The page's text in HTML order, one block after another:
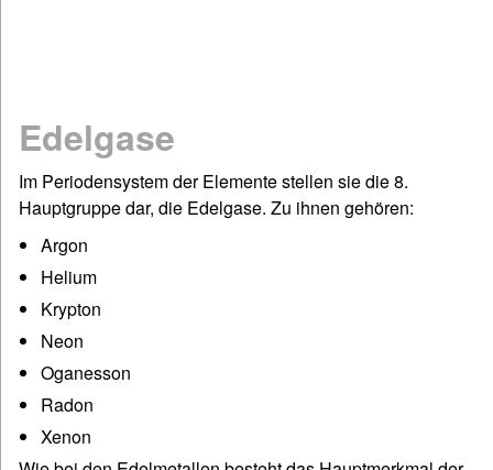
Deutsch: Grammatik & Co
Figuren- & Bilderrätsel
Informationen
Impressum / Kontakt
Links und Rechts
Sitemap
Startseite
©www.quizfragen4kids.de
Edelgase
Im Periodensystem der Elemente stellen sie die 8.
Hauptgruppe dar, die Edelgase. Zu ihnen gehören:
Argon
Helium
Krypton
Neon
Oganesson
Radon
Xenon